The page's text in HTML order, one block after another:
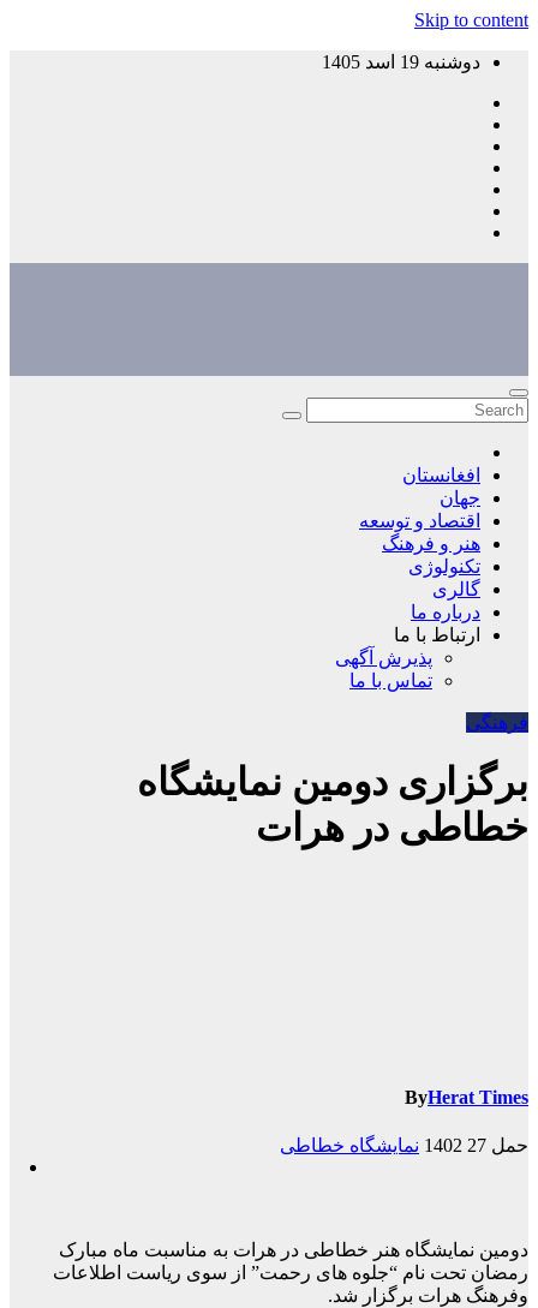
Skip to content
دوشنبه 19 اسد 1405
افغانستان
جهان
اقتصاد و توسعه
هنر و فرهنگ
تکنولوژی
گالری
درباره ما
ارتباط با ما
پذیرش آگهی
تماس با ما
فرهنگی
برگزاری دومین نمایشگاه
خطاطی در هرات
ByHerat Times
حمل 27 1402 نمایشگاه خطاطی
دومین نمایشگاه هنر خطاطی در هرات به مناسبت ماه مبارک
رمضان تحت نام “جلوه های رحمت” از سوی ریاست اطلاعات
وفرهنگ هرات برگزار شد.